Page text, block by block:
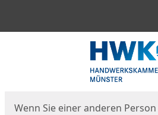
Wenn Sie einer anderen Person